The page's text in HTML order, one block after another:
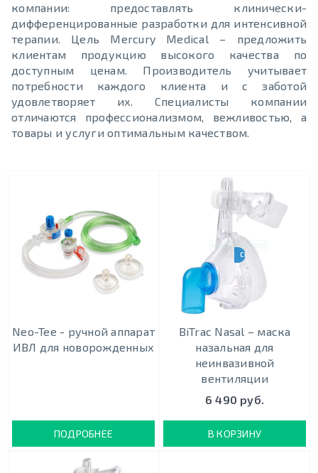
компании: предоставлять клинически-
дифференцированные разработки для интенсивной
терапии. Цель Mercury Medical – предложить
клиентам продукцию высокого качества по
доступным ценам. Производитель учитывает
потребности каждого клиента и с заботой
удовлетворяет их. Специалисты компании
отличаются профессионализмом, вежливостью, а
товары и услуги оптимальным качеством.
Neo-Tee - ручной аппарат
ИВЛ для новорожденных
ПОДРОБНЕЕ
CPAP-BPAP-НВЛ
BiTrac Nasal – маска
назальная для
неинвазивной
вентиляции
6 490 руб.
В КОРЗИНУ